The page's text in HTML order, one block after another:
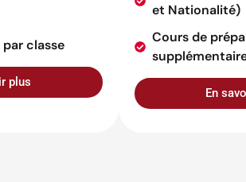
classe
plus
et Nationalité)
Cours de
En